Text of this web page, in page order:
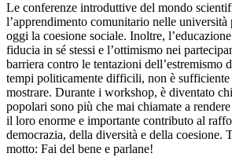
Le conferenze introduttive del mondo
l’apprendimento comunitario nelle
oggi la coesione sociale. Inoltre,
fiducia in sé stessi e l’ottimismo nei
barriera contro le tentazioni dell’estremismo
tempi politicamente difficili, non è sufficiente
mostrare. Durante i workshop, è diventato
popolari sono più che mai chiamate a
il loro enorme e importante contributo al
democrazia, della diversità e della coesione.
motto: Fai del bene e parlane!